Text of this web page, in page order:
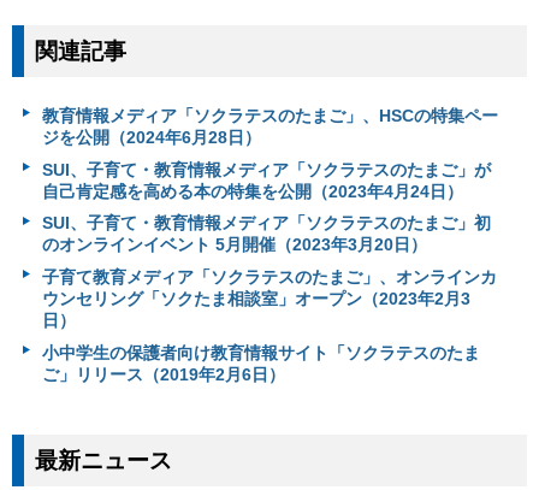
関連記事
教育情報メディア「ソクラテスのたまご」、HSCの特集ペー
ジを公開（2024年6月28日）
SUI、子育て・教育情報メディア「ソクラテスのたまご」が
自己肯定感を高める本の特集を公開（2023年4月24日）
SUI、子育て・教育情報メディア「ソクラテスのたまご」初
のオンラインイベント 5月開催（2023年3月20日）
子育て教育メディア「ソクラテスのたまご」、オンラインカ
ウンセリング「ソクたま相談室」オープン（2023年2月3
日）
小中学生の保護者向け教育情報サイト「ソクラテスのたま
ご」リリース（2019年2月6日）
最新ニュース